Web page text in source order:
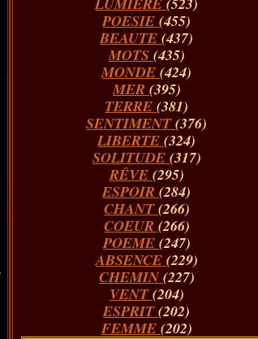
POESIE(455)
BEAUTE(437)
MOTS (435)
MONDE(424)
MER (395)
TERRE(381)
SENTIMENT(376)
LIBERTE(324)
SOLITUDE (317)
RÊVE (295)
ESPOIR(284)
CHANT(266)
COEUR (266)
POEME (247)
ABSENCE (229)
CHEMIN(227)
VENT(204)
ESPRIT(202)
FEMME (202)